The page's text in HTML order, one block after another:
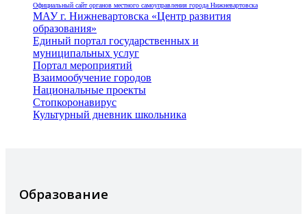
Официальный сайт органов местного самоуправления города Нижневартовска
МАУ г. Нижневартовска «Центр развития
образования»
Единый портал государственных и
муниципальных услуг
Портал мероприятий
Взаимообучение городов
Национальные проекты
Стопкоронавирус
Культурный дневник школьника
Образование